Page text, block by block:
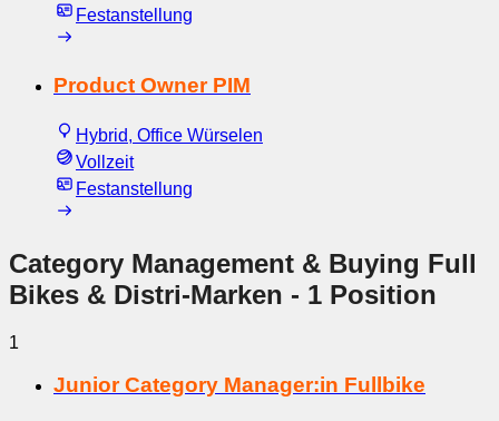
Festanstellung
Product Owner PIM
Hybrid, Office Würselen
Vollzeit
Festanstellung
Category Management & Buying Full
Bikes & Distri-Marken - 1 Position
1
Junior Category Manager:in Fullbike